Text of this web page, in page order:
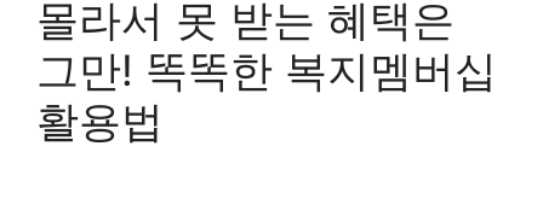
몰라서 못 받는 혜택은
그만! 똑똑한 복지멤버십
활용법